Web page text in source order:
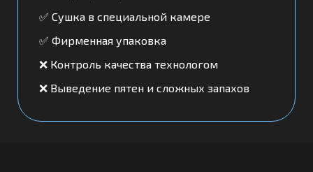
✅ Сушка в специальной камере
✅ Фирменная упаковка
❌ Контроль качества технологом
❌ Выведение пятен и сложных запахов